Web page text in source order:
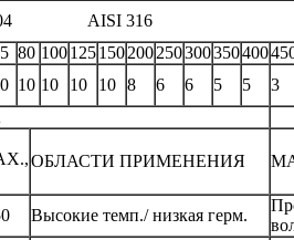
AISI 316
80 100125150200250300350400
10 10 10 10 8 6 6 5 5
3
ОБЛАСТИ ПРИМЕНЕНИЯ
Высокие темп./ низкая герм.